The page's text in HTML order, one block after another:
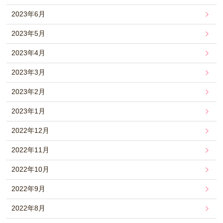
2023年6月
2023年5月
2023年4月
2023年3月
2023年2月
2023年1月
2022年12月
2022年11月
2022年10月
2022年9月
2022年8月